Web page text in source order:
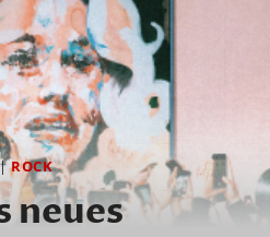
ROCK
neues